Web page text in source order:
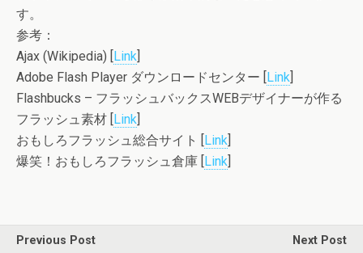
す。
参考：
Ajax (Wikipedia) [Link]
Adobe Flash Player ダウンロードセンター [Link]
Flashbucks – フラッシュバックスWEBデザイナーが作る
フラッシュ素材 [Link]
おもしろフラッシュ総合サイト [Link]
爆笑！おもしろフラッシュ倉庫 [Link]
Previous Post
Next Post